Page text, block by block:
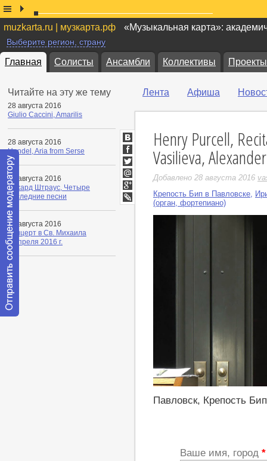
muzkarta.ru | музкарта.рф «Музыкальная карта»:
Выберите регион, страну
Главная Солисты Ансамбли Коллективы Проекты
Читайте на эту же тему
28 августа 2016
Giulio Caccini, Amarilis
28 августа 2016
Handel, Aria from Serse
28 августа 2016
Рихард Штраус, Четыре
последние песни
28 августа 2016
Концерт в Св. Михаила
9 апреля 2016 г.
Лента Афиша
Henry Purcell,
Vasilieva,
Добавлено 28 августа 2016
Крепость Бип в Павловске
(орган, фортепиано)
Павловск, Крепость
ВКонтакте
Facebook
Twitter
Мой
Мир
Google+
LiveJournal
Ваше имя, город *